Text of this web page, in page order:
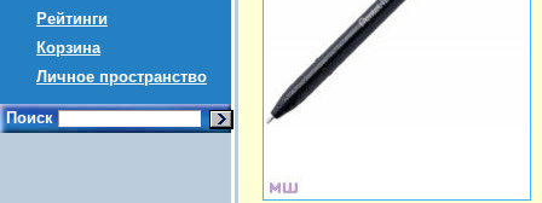
Рейтинги
Корзина
Личное пространство
Поиск